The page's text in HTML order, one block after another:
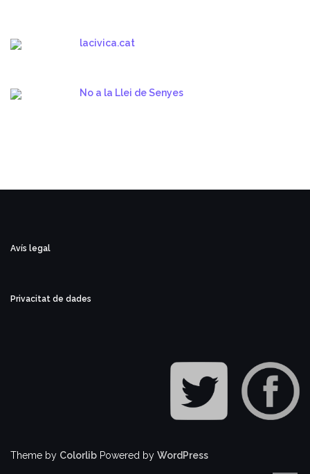
lacivica.cat
No a la Llei de Senyes
Avís legal
Privacitat de dades
Theme by Colorlib Powered by WordPress